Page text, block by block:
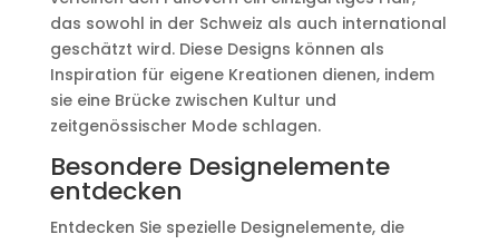
das sowohl in der Schweiz als auch international
geschätzt wird. Diese Designs können als
Inspiration für eigene Kreationen dienen, indem
sie eine Brücke zwischen Kultur und
zeitgenössischer Mode schlagen.
Besondere Designelemente
entdecken
Entdecken Sie spezielle Designelemente, die